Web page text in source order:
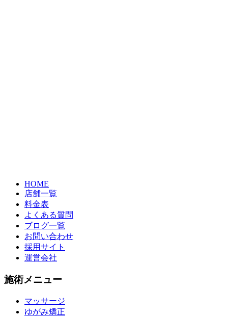
HOME
店舗一覧
料金表
よくある質問
ブログ一覧
お問い合わせ
採用サイト
運営会社
施術メニュー
マッサージ
ゆがみ矯正